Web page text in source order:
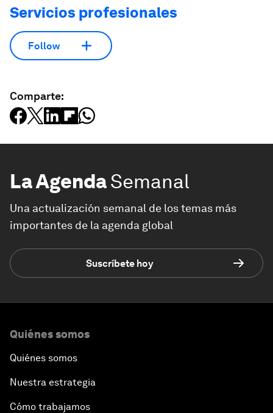
Servicios profesionales
Follow
Comparte:
La AgendaSemanal
Una actualización semanal de los temas más
importantes de la agenda global
Suscríbete hoy
Quiénes somos
Quiénes somos
Nuestra estrategia
Cómo trabajamos